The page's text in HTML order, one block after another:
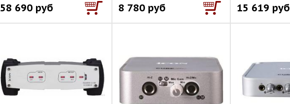
58 690 руб 8 780 руб 15 619 руб